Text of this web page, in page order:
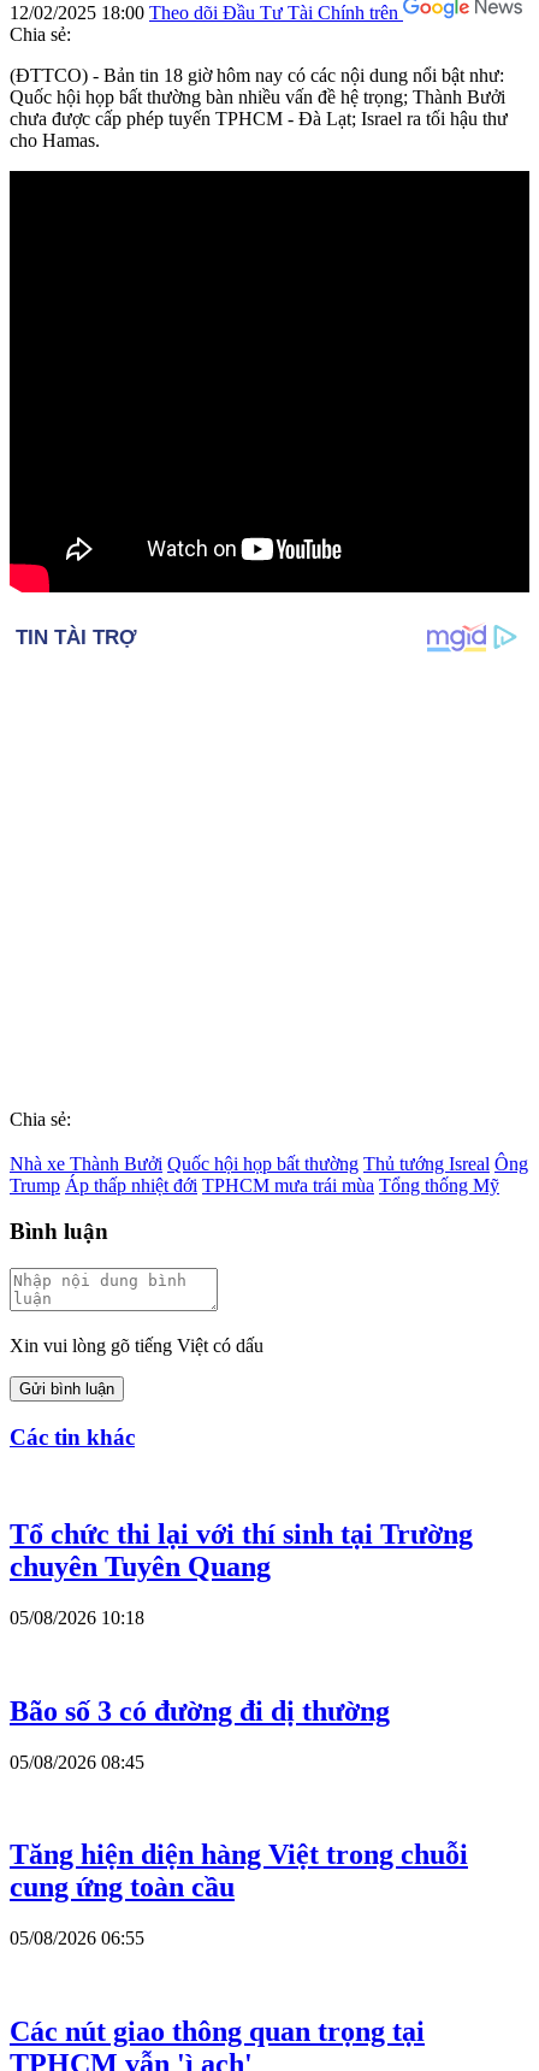
12/02/2025 18:00 Theo dõi Đầu Tư Tài Chính trên
Chia sẻ:
(ĐTTCO) - Bản tin 18 giờ hôm nay có các nội dung nổi bật như:
Quốc hội họp bất thường bàn nhiều vấn đề hệ trọng; Thành Bưởi
chưa được cấp phép tuyến TPHCM - Đà Lạt; Israel ra tối hậu thư
cho Hamas.
Chia sẻ:
Nhà xe Thành Bưởi Quốc hội họp bất thường Thủ tướng Isreal Ông
Trump Áp thấp nhiệt đới TPHCM mưa trái mùa Tổng thống Mỹ
Bình luận
Xin vui lòng gõ tiếng Việt có dấu
Gửi bình luận
Các tin khác
Tổ chức thi lại với thí sinh tại Trường
chuyên Tuyên Quang
05/08/2026 10:18
Bão số 3 có đường đi dị thường
05/08/2026 08:45
Tăng hiện diện hàng Việt trong chuỗi
cung ứng toàn cầu
05/08/2026 06:55
Các nút giao thông quan trọng tại
TPHCM vẫn 'ì ạch'